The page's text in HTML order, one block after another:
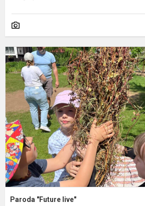
Paroda "Future live"